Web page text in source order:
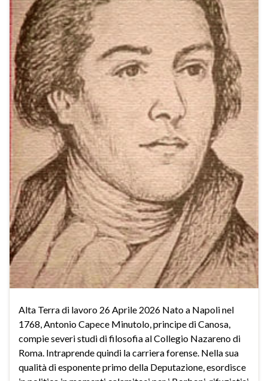
Alta Terra di lavoro 26 Aprile 2026 Nato a Napoli nel
1768, Antonio Capece Minutolo, principe di Canosa,
compie severi studi di filosofia al Collegio Nazareno di
Roma. Intraprende quindi la carriera forense. Nella sua
qualità di esponente primo della Deputazione, esordisce